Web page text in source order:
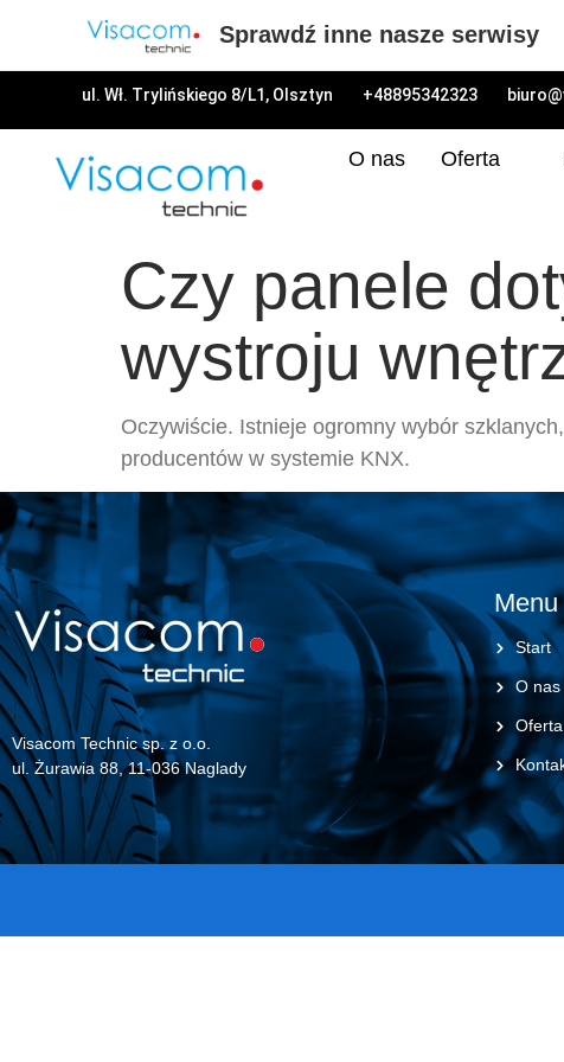
ul. Wł. Trylińskiego 8/L1, Olsztyn +48895342323
O nas Oferta
Czy panele
wystroju
Oczywiście. Istnieje ogromny wybór
producentów w systemie KNX.
Visacom Technic sp. z o.o.
ul. Żurawia 88, 11-036 Naglady
Menu
Start
O nas
Oferta
Sprawdź inne nasze serwisy